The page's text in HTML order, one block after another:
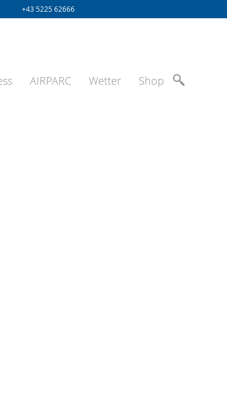
+43 5225 62666
AIRPARC Wetter Shop